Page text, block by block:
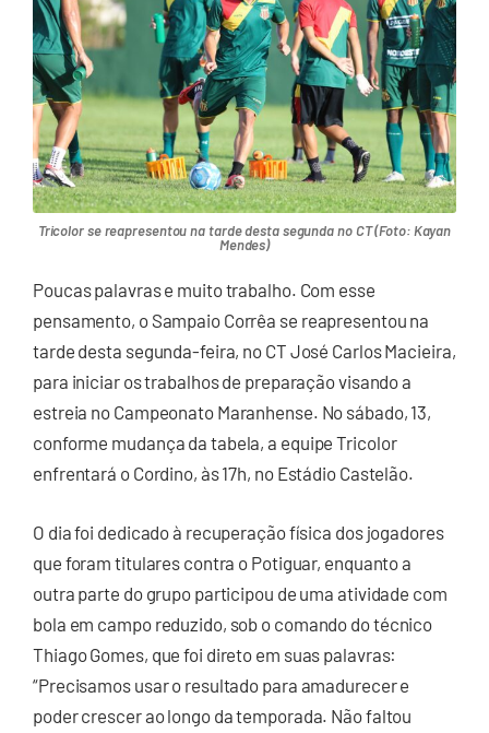
Tricolor se reapresentou na tarde desta segunda no CT (Foto: Kayan
Mendes)
Poucas palavras e muito trabalho. Com esse
pensamento, o Sampaio Corrêa se reapresentou na
tarde desta segunda-feira, no CT José Carlos Macieira,
para iniciar os trabalhos de preparação visando a
estreia no Campeonato Maranhense. No sábado, 13,
conforme mudança da tabela, a equipe Tricolor
enfrentará o Cordino, às 17h, no Estádio Castelão.
O dia foi dedicado à recuperação física dos jogadores
que foram titulares contra o Potiguar, enquanto a
outra parte do grupo participou de uma atividade com
bola em campo reduzido, sob o comando do técnico
Thiago Gomes, que foi direto em suas palavras:
“Precisamos usar o resultado para amadurecer e
poder crescer ao longo da temporada. Não faltou